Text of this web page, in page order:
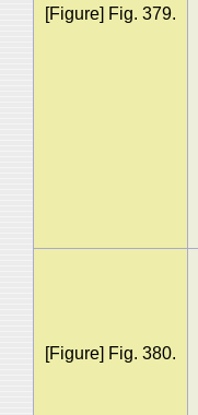
[Figure] Fig. 379.
[Figure] Fig. 380.